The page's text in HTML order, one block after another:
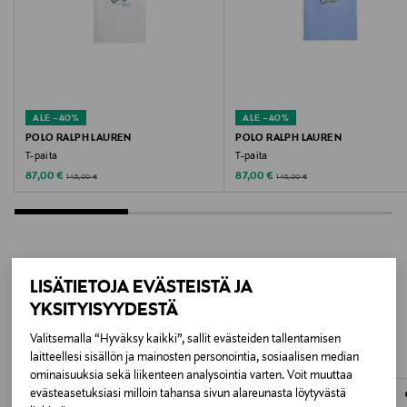
LISÄTIETOJA EVÄSTEISTÄ JA
YKSITYISYYDESTÄ
Valitsemalla “Hyväksy kaikki”, sallit evästeiden tallentamisen
laitteellesi sisällön ja mainosten personointia, sosiaalisen median
ominaisuuksia sekä liikenteen analysointia varten. Voit muuttaa
evästeasetuksiasi milloin tahansa sivun alareunasta löytyvästä
Bangladesh
Valmistajan tuotenumero
5715870378610
Bestseller Wholesale Finland Oy
Valmistajan osoite
Lars Sonckin Kaari 6, 02600 Espoo, Finland
Digitaalinen osoite
ALE –40%
POLO RALPH LAUREN
T-paita
Discounted Price
87,00 € Original Price
145,00 €
ALE –40%
POLO RALPH LAUREN
T-paita
Discounted Price
87,00 € Original Price
145,00 €
LISÄÄ KIINNOSTAVIA
TUOTTEITA